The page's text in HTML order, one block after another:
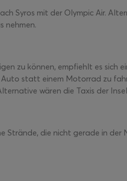
Syros mit der Olympic Air.
nehmen.
zu können, empfiehlt es sich
Auto statt einem Motorrad zu
wären die Taxis der
Strände, die nicht gerade in